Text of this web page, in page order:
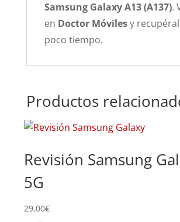
Samsung Galaxy A13 (A137).
en Doctor Móvilesy
poco tiempo.
Productos
Revisión Samsung
5G
29,00€